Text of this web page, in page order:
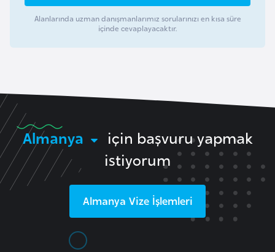
Alanlarında uzman danışmanlarımız sorularınızı en kısa süre
içinde cevaplayacaktır.
Almanya
için başvuru yapmak
istiyorum
Almanya Vize İşlemleri
u
t
a
n